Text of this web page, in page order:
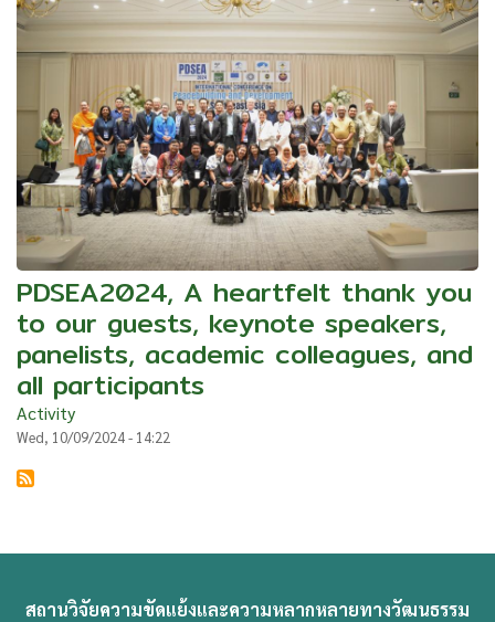
PDSEA2024, A heartfelt thank you
to our guests, keynote speakers,
panelists, academic colleagues, and
all participants
Activity
Wed, 10/09/2024 - 14:22
สถานวิจัยความขัดแย้งและความหลากหลายทางวัฒนธรรม